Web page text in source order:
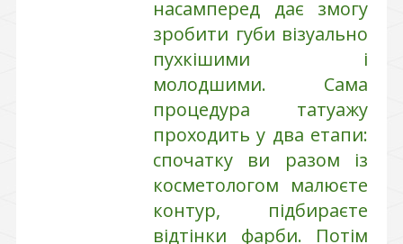
насамперед дає змогу
зробити губи візуально
пухкішими і
молодшими. Сама
процедура татуажу
проходить у два етапи:
спочатку ви разом із
косметологом малюєте
контур, підбираєте
відтінки фарби. Потім